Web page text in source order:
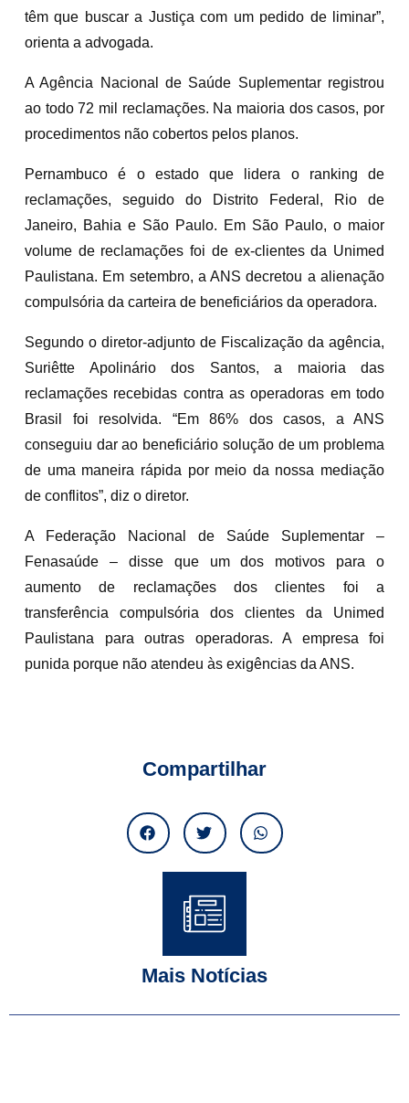
têm que buscar a Justiça com um pedido de liminar”,
orienta a advogada.
A Agência Nacional de Saúde Suplementar registrou
ao todo 72 mil reclamações. Na maioria dos casos, por
procedimentos não cobertos pelos planos.
Pernambuco é o estado que lidera o ranking de
reclamações, seguido do Distrito Federal, Rio de
Janeiro, Bahia e São Paulo. Em São Paulo, o maior
volume de reclamações foi de ex-clientes da Unimed
Paulistana. Em setembro, a ANS decretou a alienação
compulsória da carteira de beneficiários da operadora.
Segundo o diretor-adjunto de Fiscalização da agência,
Suriêtte Apolinário dos Santos, a maioria das
reclamações recebidas contra as operadoras em todo
Brasil foi resolvida. “Em 86% dos casos, a ANS
conseguiu dar ao beneficiário solução de um problema
de uma maneira rápida por meio da nossa mediação
de conflitos”, diz o diretor.
A Federação Nacional de Saúde Suplementar –
Fenasaúde – disse que um dos motivos para o
aumento de reclamações dos clientes foi a
transferência compulsória dos clientes da Unimed
Paulistana para outras operadoras. A empresa foi
punida porque não atendeu às exigências da ANS.
Compartilhar
Mais Notícias